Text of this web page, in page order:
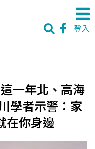
登入
一年北、高海
學者示警：家
在你身邊